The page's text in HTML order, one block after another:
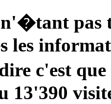
pas
les
c'est que
13'390